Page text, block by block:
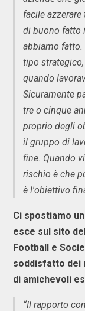
facile
di buono fatto
abbiamo
tipo
quando
Sicuramente
tre o cinque
proprio degli
il gruppo di
fine. Quando
rischio è che
è l'obiettivo
Ci spostiamo
esce sul sito
Football e
soddisfatto dei
di amichevoli
“Il rapporto